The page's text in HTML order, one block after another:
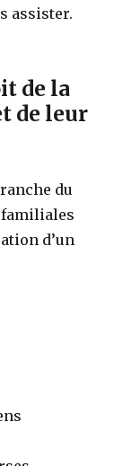
assister.
de la
de leur
du
d’un